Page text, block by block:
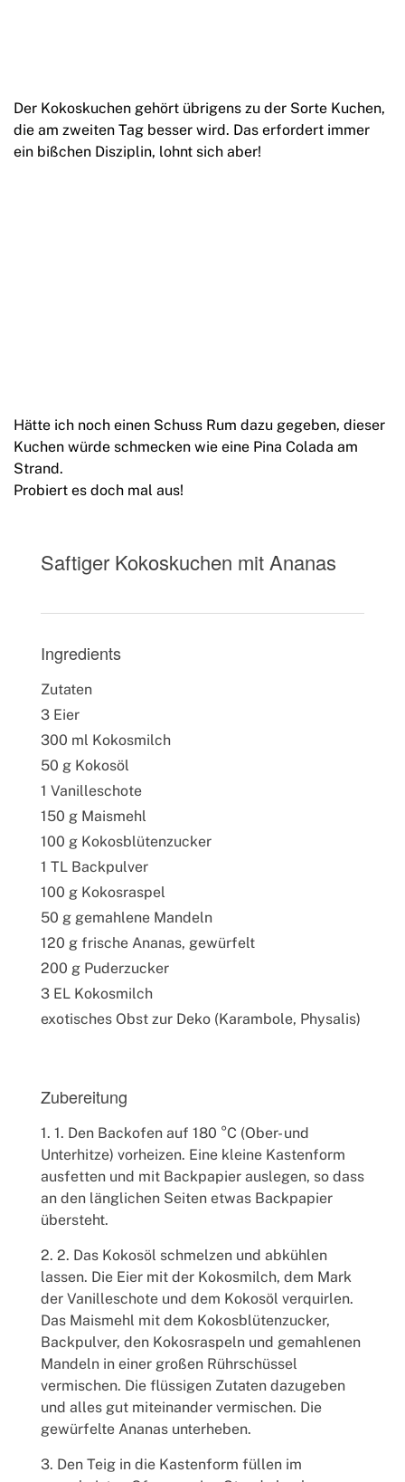
Der Kokoskuchen gehört übrigens zu der Sorte Kuchen,
die am zweiten Tag besser wird. Das erfordert immer
ein bißchen Disziplin, lohnt sich aber!
Hätte ich noch einen Schuss Rum dazu gegeben, dieser
Kuchen würde schmecken wie eine Pina Colada am
Strand.
Probiert es doch mal aus!
Saftiger Kokoskuchen mit Ananas
Ingredients
Zutaten
3 Eier
300 ml Kokosmilch
50 g Kokosöl
1 Vanilleschote
150 g Maismehl
100 g Kokosblütenzucker
1 TL Backpulver
100 g Kokosraspel
50 g gemahlene Mandeln
120 g frische Ananas, gewürfelt
200 g Puderzucker
3 EL Kokosmilch
exotisches Obst zur Deko (Karambole, Physalis)
Zubereitung
1. Den Backofen auf 180 °C (Ober- und
Unterhitze) vorheizen. Eine kleine Kastenform
ausfetten und mit Backpapier auslegen, so dass
an den länglichen Seiten etwas Backpapier
übersteht.
2. Das Kokosöl schmelzen und abkühlen
lassen. Die Eier mit der Kokosmilch, dem Mark
der Vanilleschote und dem Kokosöl verquirlen.
Das Maismehl mit dem Kokosblütenzucker,
Backpulver, den Kokosraspeln und gemahlenen
Mandeln in einer großen Rührschüssel
vermischen. Die flüssigen Zutaten dazugeben
und alles gut miteinander vermischen. Die
gewürfelte Ananas unterheben.
Den Teig in die Kastenform füllen im